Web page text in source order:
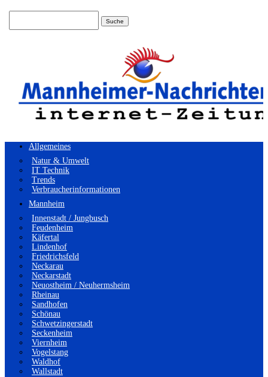
Allgemeines
Natur & Umwelt
IT Technik
Trends
Verbraucherinformationen
Mannheim
Innenstadt / Jungbusch
Feudenheim
Käfertal
Lindenhof
Friedrichsfeld
Neckarau
Neckarstadt
Neuostheim / Neuhermsheim
Rheinau
Sandhofen
Schönau
Schwetzingerstadt
Seckenheim
Viernheim
Vogelstang
Waldhof
Wallstadt